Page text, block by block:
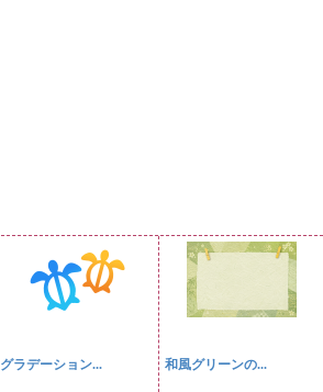
グラデーション... 和風グリーンの...